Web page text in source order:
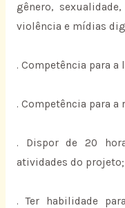
gênero,
violência e mídias
. Competência para
. Competência para a
. Dispor de 20
atividades do projeto;
. Ter habilidade